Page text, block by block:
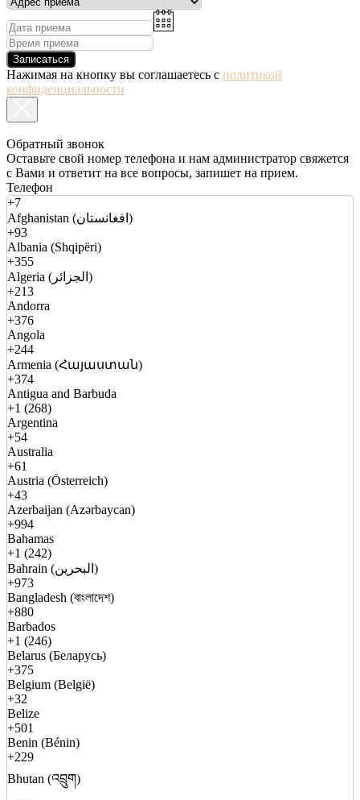
Записаться
Нажимая на кнопку вы соглашаетесь с политикой
конфиденциальности
Обратный звонок
Оставьте свой номер телефона и нам администратор свяжется
с Вами и ответит на все вопросы, запишет на прием.
Телефон
+7
Afghanistan (افغانستان)
+93
Albania (Shqipëri)
+355
Algeria (الجزائر)
+213
Andorra
+376
Angola
+244
Armenia (Հայաստան)
+374
Antigua and Barbuda
+1 (268)
Argentina
+54
Australia
+61
Austria (Österreich)
+43
Azerbaijan (Azərbaycan)
+994
Bahamas
+1 (242)
Bahrain (البحرين)
+973
Bangladesh (বাংলাদেশ)
+880
Barbados
+1 (246)
Belarus (Беларусь)
+375
Belgium (België)
+32
Belize
+501
Benin (Bénin)
+229
Bhutan (འབྲུག)